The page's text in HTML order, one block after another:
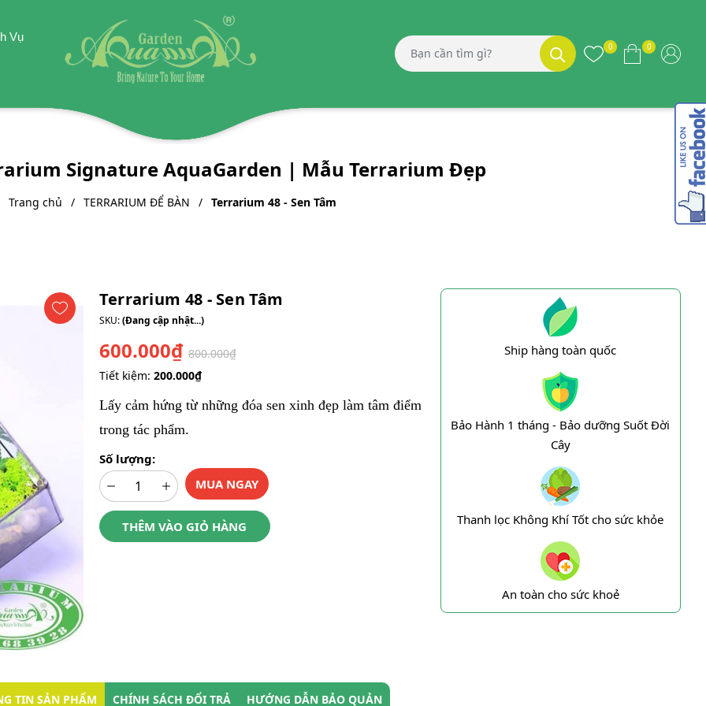
Vụ
0 0
Signature AquaGarden | Mẫu Terrarium Đẹp
Trang chủ TERRARIUM ĐỂ BÀN Terrarium 48 - Sen Tâm
Terrarium 48 - Sen Tâm
SKU:(Đang cập nhật...)
600.000₫ 800.000₫
Tiết kiệm: 200.000₫
Lấy cảm hứng từ những đóa sen xinh đẹp làm tâm điểm
trong tác phẩm.
Số lượng:
MUA NGAY
THÊM VÀO GIỎ HÀNG
Ship hàng toàn quốc
Bảo Hành 1 tháng - Bảo dưỡng Suốt Đời
Cây
Thanh lọc Không Khí Tốt cho sức khỏe
An toàn cho sức khoẻ
TIN SẢN PHẨM CHÍNH SÁCH ĐỔI TRẢ HƯỚNG DẪN BẢO QUẢN